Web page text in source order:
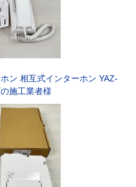
ン 相互式インターホン YAZ-
施工業者様